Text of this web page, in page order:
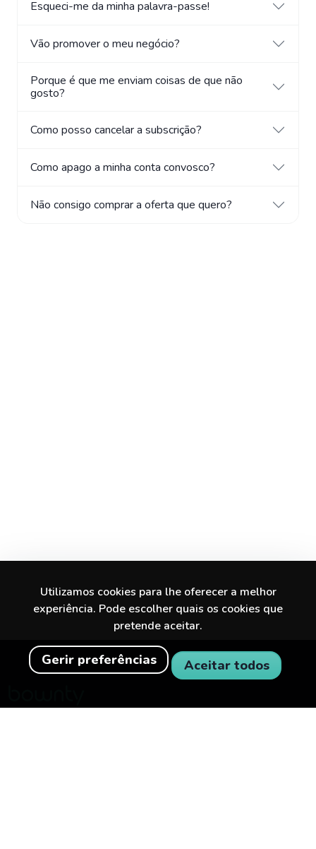
Utilizamos cookies para lhe oferecer a melhor
experiência. Pode escolher quais os cookies que
pretende aceitar.
Gerir preferências Aceitar todos
Esqueci-me da minha palavra-passe!
Vão promover o meu negócio?
Porque é que me enviam coisas de que não
gosto?
Como posso cancelar a subscrição?
Como apago a minha conta convosco?
Não consigo comprar a oferta que quero?